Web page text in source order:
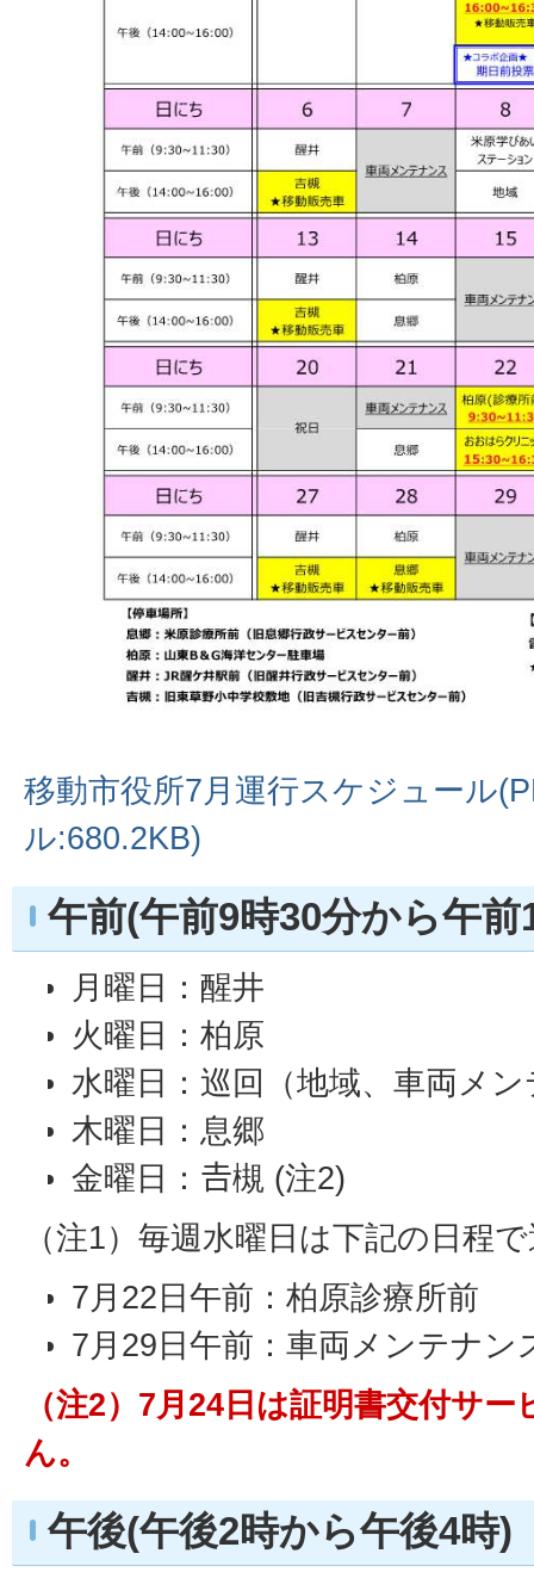
移動市役所7月運行スケジュール
ル:680.2KB)
午前(午前9時30分から午前
月曜日：醒井
火曜日：柏原
水曜日：巡回（地域、車両メ
木曜日：息郷
金曜日：𠮷槻 (注2)
（注1）毎週水曜日は下記の日程
7月22日午前：柏原診療所前
7月29日午前：車両メンテナン
（注2）7月24日は証明書交付サ
ん。
午後(午後2時から午後4時)